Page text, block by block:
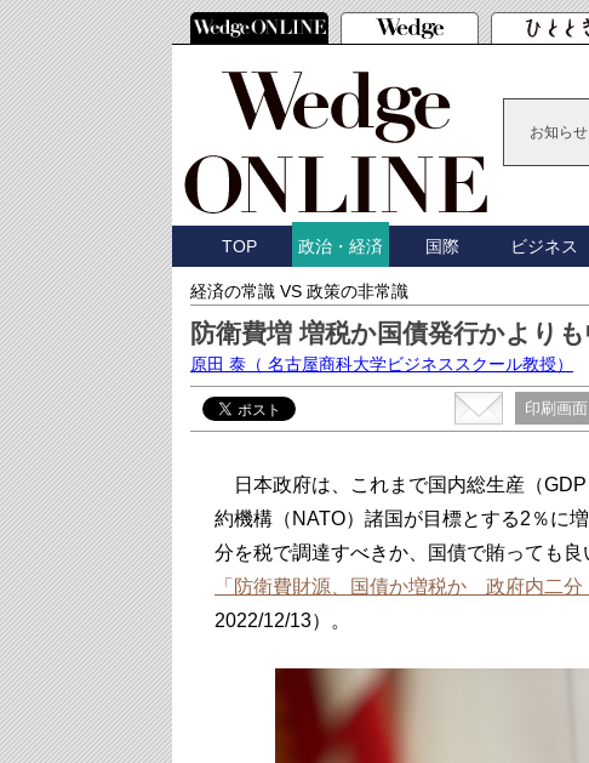
お知らせ
TOP 政治・経済 国際 ビジネス
経済の常識 VS 政策の非常識
防衛費増 増税か国債発行かより
原田 泰 （ 名古屋商科大学ビジネススクール教授）
印刷画面
日本政府は、これまで国内総生産（
約機構（NATO）諸国が目標とする2％に
分を税で調達すべきか、国債で賄っても
「防衛費財源、国債か増税か 政府内二分
2022/12/13）。